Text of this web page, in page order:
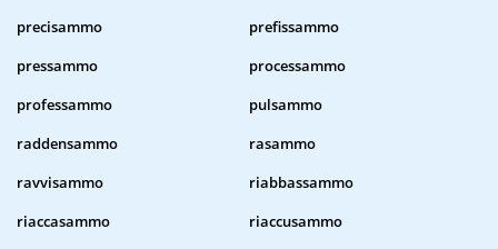
precisammo
prefissammo
pressammo
processammo
professammo
pulsammo
raddensammo
rasammo
ravvisammo
riabbassammo
riaccasammo
riaccusammo